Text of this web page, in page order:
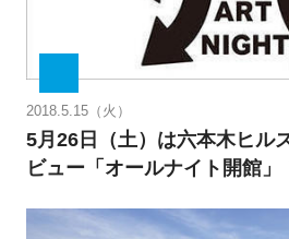
2018.5.15（火）
5月26日（土）は六本木ヒル
ビュー「オールナイト開館」